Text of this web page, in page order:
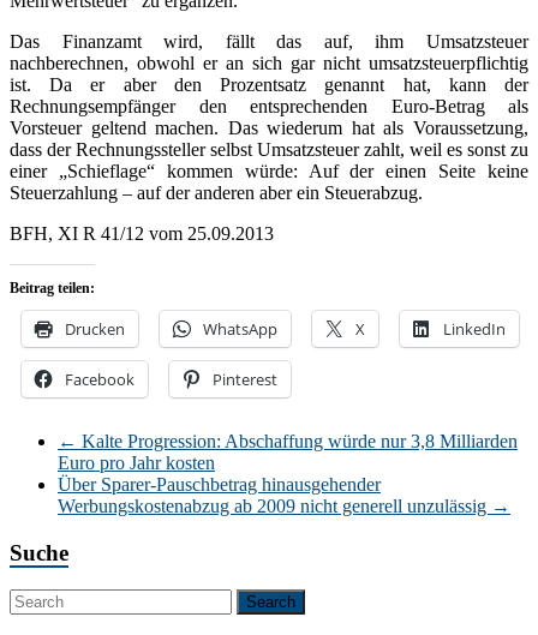
Das Finanzamt wird, fällt das auf, ihm Umsatzsteuer
nachberechnen, obwohl er an sich gar nicht umsatzsteuerpflichtig
ist. Da er aber den Prozentsatz genannt hat, kann der
Rechnungsempfänger den entsprechenden Euro-Betrag als
Vorsteuer geltend machen. Das wiederum hat als Voraussetzung,
dass der Rechnungssteller selbst Umsatzsteuer zahlt, weil es sonst zu
einer „Schieflage“ kommen würde: Auf der einen Seite keine
Steuerzahlung – auf der anderen aber ein Steuerabzug.
BFH, XI R 41/12 vom 25.09.2013
Beitrag teilen:
Drucken WhatsApp X LinkedIn
Facebook Pinterest
← Kalte Progression: Abschaffung würde nur 3,8 Milliarden
Euro pro Jahr kosten
Über Sparer-Pauschbetrag hinausgehender
Werbungskostenabzug ab 2009 nicht generell unzulässig →
Suche